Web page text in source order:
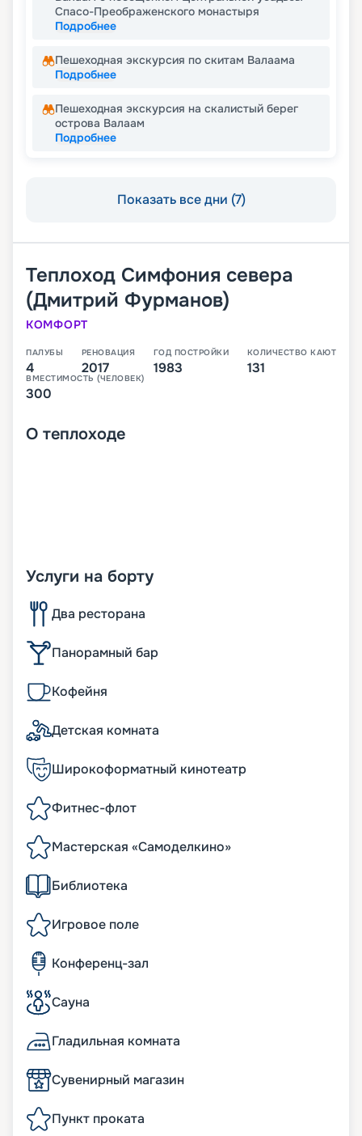
Спасо-Преображенского монастыря
Подробнее
Пешеходная экскурсия по скитам Валаама
Подробнее
Пешеходная экскурсия на скалистый берег
острова Валаам
Подробнее
Показать все дни (7)
Теплоход Симфония севера
(Дмитрий Фурманов)
КОМФОРТ
ПАЛУБЫ
4
РЕНОВАЦИЯ
2017
ГОД ПОСТРОЙКИ
1983
КОЛИЧЕСТВО КАЮТ
131
ВМЕСТИМОСТЬ (ЧЕЛОВЕК)
300
О теплоходе
Услуги на борту
Два ресторана
Панорамный бар
Кофейня
Детская комната
Широкоформатный кинотеатр
Фитнес-флот
Мастерская «Самоделкино»
Библиотека
Игровое поле
Конференц-зал
Сауна
Гладильная комната
Сувенирный магазин
Пункт проката